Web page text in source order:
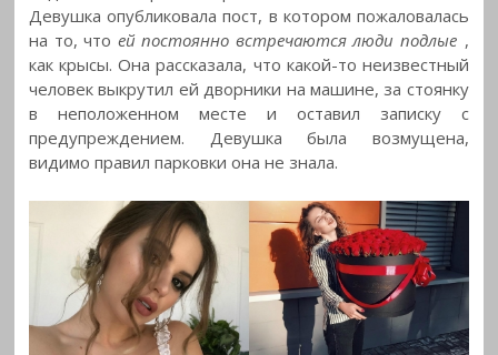
Девушка опубликовала пост, в котором пожаловалась
на то, что ей постоянно встречаются люди подлые ,
как крысы. Она рассказала, что какой-то неизвестный
человек выкрутил ей дворники на машине, за стоянку
в неположенном месте и оставил записку с
предупреждением. Девушка была возмущена,
видимо правил парковки она не знала.